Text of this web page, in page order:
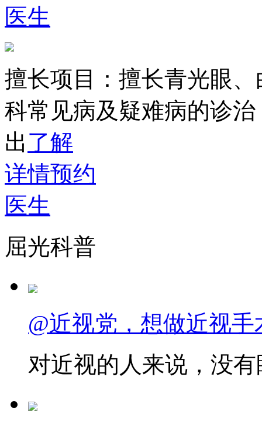
医生
擅长项目： 擅长青光眼
科常见病及疑难病的诊
出 了解
详情预约
医生
屈光科普
@近视党，想做近视
对近视的人来说，没